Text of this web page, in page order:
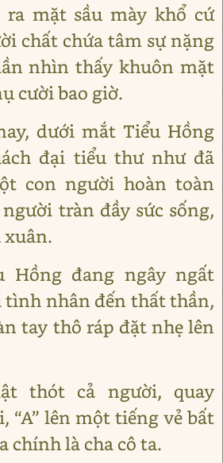
ra mặt sầu mày khổ cứ
chất chứa tâm sự nặng
nhìn thấy khuôn mặt
cười bao giờ.
dưới mắt Tiểu Hồng
đại tiểu thư như đã
con người hoàn toàn
tràn đầy sức sống,
Hồng đang ngây ngất
nhân đến thất thần,
tay thô ráp đặt nhẹ lên
thót cả người, quay
“A” lên một tiếng vẻ bất
chính là cha cô ta.